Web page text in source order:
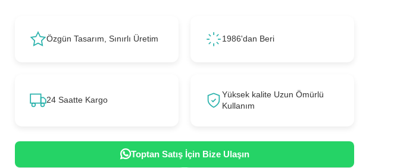
Özgün Tasarım, Sınırlı Üretim 1986'dan Beri
24 Saatte Kargo
Yüksek kalite Uzun Ömürlü
Kullanım
Toptan Satış İçin Bize Ulaşın